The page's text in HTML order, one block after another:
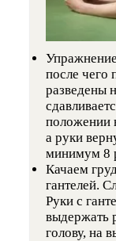
после чего
разведены
положении
а руки
минимум 8
Качаем
гантелей.
Руки с
выдержать
голову, на